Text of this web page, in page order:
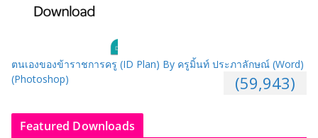
ตนเองของข้าราชการครู (ID Plan) By ครูมิ้นท์ ประภาลักษณ์ (Word)
(Photoshop)
(59,943)
Featured Downloads